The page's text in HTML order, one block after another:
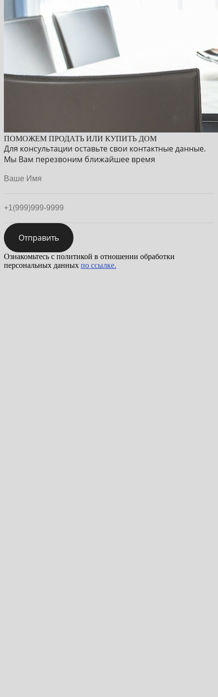
ПОМОЖЕМ ПРОДАТЬ ИЛИ КУПИТЬ ДОМ
Для консультации оставьте свои контактные данные.
Мы Вам перезвоним ближайшее время
Отправить
Ознакомьтесь с политикой в отношении обработки
персональных данных по ссылке.